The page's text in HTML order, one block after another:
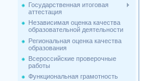
Государственная итоговая
аттестация
Независимая оценка качества
образовательной деятельности
Региональная оценка качества
образования
Всероссийские проверочные
работы
Функциональная грамотность